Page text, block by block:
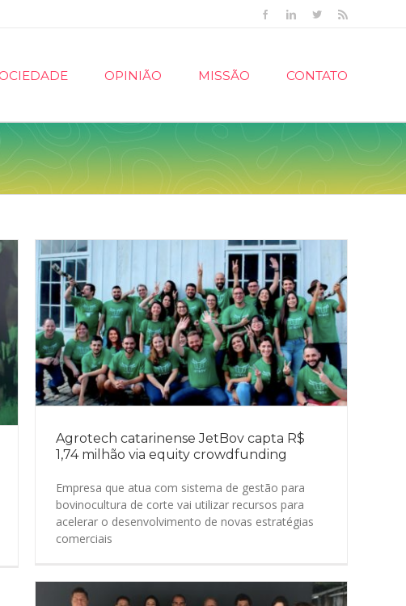
FacebookLinkedinTwitter
OPINIÃO MISSÃO CONTATO
Agrotech catarinense JetBov capta R$
1,74 milhão via equity crowdfunding
Empresa que atua com sistema de gestão para
bovinocultura de corte vai utilizar recursos para
acelerar o desenvolvimento de novas estratégias
comerciais